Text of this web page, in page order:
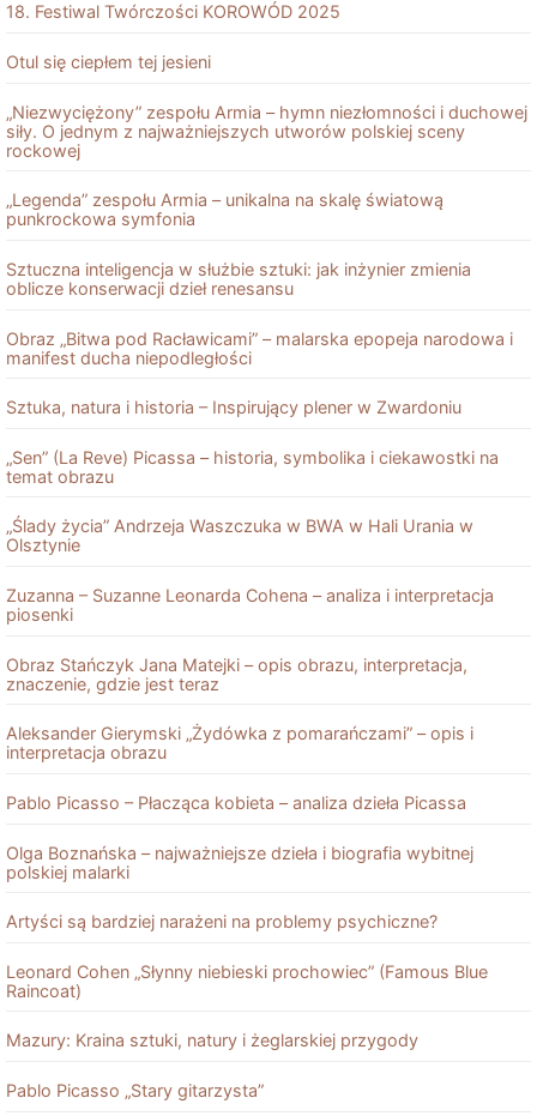
18. Festiwal Twórczości KOROWÓD 2025
Otul się ciepłem tej jesieni
„Niezwyciężony” zespołu Armia – hymn niezłomności i duchowej
siły. O jednym z najważniejszych utworów polskiej sceny
rockowej
„Legenda” zespołu Armia – unikalna na skalę światową
punkrockowa symfonia
Sztuczna inteligencja w służbie sztuki: jak inżynier zmienia
oblicze konserwacji dzieł renesansu
Obraz „Bitwa pod Racławicami” – malarska epopeja narodowa i
manifest ducha niepodległości
Sztuka, natura i historia – Inspirujący plener w Zwardoniu
„Sen” (La Reve) Picassa – historia, symbolika i ciekawostki na
temat obrazu
„Ślady życia” Andrzeja Waszczuka w BWA w Hali Urania w
Olsztynie
Zuzanna – Suzanne Leonarda Cohena – analiza i interpretacja
piosenki
Obraz Stańczyk Jana Matejki – opis obrazu, interpretacja,
znaczenie, gdzie jest teraz
Aleksander Gierymski „Żydówka z pomarańczami” – opis i
interpretacja obrazu
Pablo Picasso – Płacząca kobieta – analiza dzieła Picassa
Olga Boznańska – najważniejsze dzieła i biografia wybitnej
polskiej malarki
Artyści są bardziej narażeni na problemy psychiczne?
Leonard Cohen „Słynny niebieski prochowiec” (Famous Blue
Raincoat)
Mazury: Kraina sztuki, natury i żeglarskiej przygody
Pablo Picasso „Stary gitarzysta”